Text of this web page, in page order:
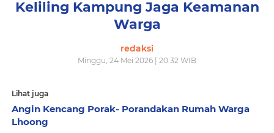
Keliling Kampung Jaga Keamanan
Warga
redaksi
Minggu, 24 Mei 2026 | 20.32 WIB
Lihat juga
Angin Kencang Porak- Porandakan Rumah Warga
Lhoong